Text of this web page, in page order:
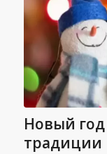
Новый
традиции